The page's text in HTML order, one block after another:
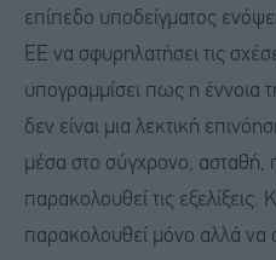
επίπεδο υποδείγματος
ΕΕ να σφυρηλατήσει τις
υπογραμμίσει πως η έννοια
δεν είναι μια λεκτική
μέσα στο σύγχρονο,
παρακολουθεί τις εξελίξεις.
παρακολουθεί μόνο αλλά να